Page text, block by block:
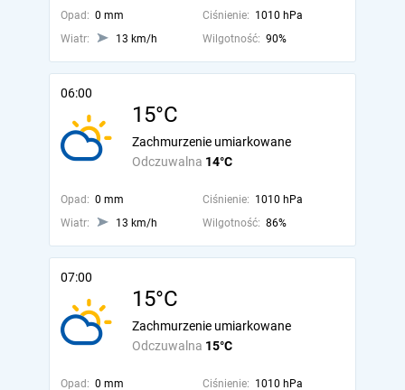
Opad: 0 mm Ciśnienie: 1010 hPa
Wiatr:
13 km/h Wilgotność: 90%
06:00
15°C
Odczuwalna 14°C
Zachmurzenie umiarkowane
Opad: 0 mm Ciśnienie: 1010 hPa
Wiatr:
13 km/h Wilgotność: 86%
07:00
15°C
Odczuwalna 15°C
Zachmurzenie umiarkowane
Opad: 0 mm Ciśnienie: 1010 hPa